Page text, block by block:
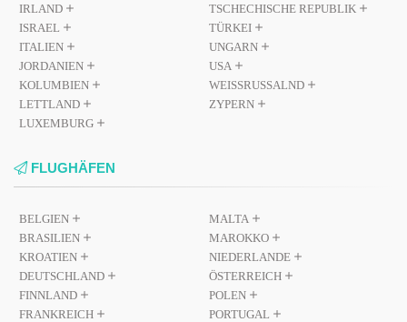
IRLAND
ISRAEL
ITALIEN
JORDANIEN
KOLUMBIEN
LETTLAND
LUXEMBURG
TSCHECHISCHE REPUBLIK
TÜRKEI
UNGARN
USA
WEISSRUSSALND
ZYPERN
FLUGHÄFEN
BELGIEN
BRASILIEN
KROATIEN
DEUTSCHLAND
FINNLAND
FRANKREICH
MALTA
MAROKKO
NIEDERLANDE
ÖSTERREICH
POLEN
PORTUGAL